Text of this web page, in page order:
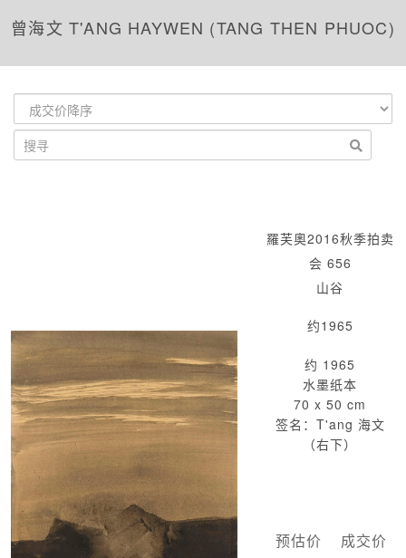
曾海文 T'ANG HAYWEN (TANG THEN PHUOC)
羅芙奧2016秋季拍卖
会 656
山谷
约1965
约 1965
水墨纸本
70 x 50 cm
签名：T'ang 海文
（右下）
预估价 成交价